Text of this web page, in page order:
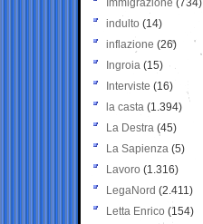
Immigrazione (734)
indulto (14)
inflazione (26)
Ingroia (15)
Interviste (16)
la casta (1.394)
La Destra (45)
La Sapienza (5)
Lavoro (1.316)
LegaNord (2.411)
Letta Enrico (154)